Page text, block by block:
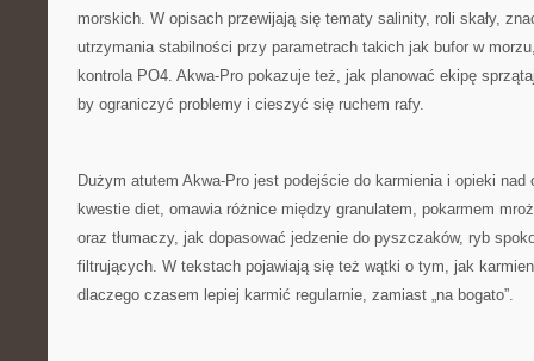
morskich. W opisach przewijają się tematy salinity, roli skały,
utrzymania stabilności przy parametrach takich jak bufor w
kontrola PO4. Akwa-Pro pokazuje też, jak planować ekipę
by ograniczyć problemy i cieszyć się ruchem rafy.
Dużym atutem Akwa-Pro jest podejście do karmienia i opieki nad
kwestie diet, omawia różnice między granulatem, pokarmem
oraz tłumaczy, jak dopasować jedzenie do pyszczaków, ryb
filtrujących. W tekstach pojawiają się też wątki o tym, jak
dlaczego czasem lepiej karmić regularnie, zamiast „na bogato”.